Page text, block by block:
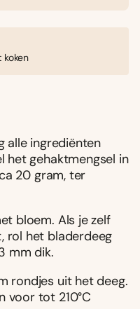
koken
alle ingrediënten
het gehaktmengsel in
20 gram, ter
bloem. Als je zelf
rol het bladerdeeg
mm dik.
rondjes uit het deeg.
voor tot 210°C